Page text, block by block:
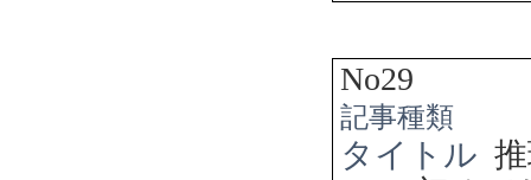
No29
記事種類
タイトル